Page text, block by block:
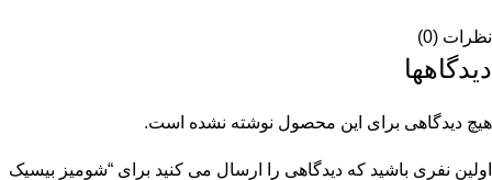
نظرات (0)
دیدگاهها
هیچ دیدگاهی برای این محصول نوشته نشده است.
اولین نفری باشید که دیدگاهی را ارسال می کنید برای “شومیز بیسیک